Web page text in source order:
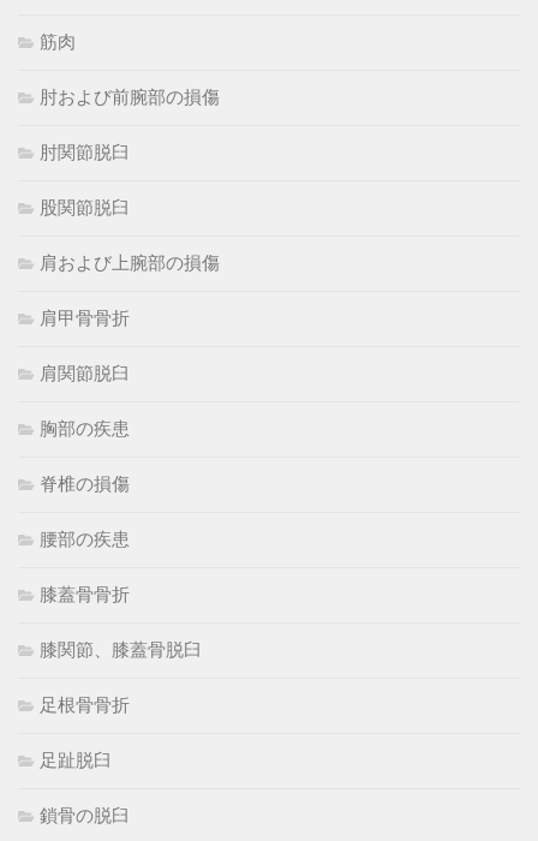
筋肉
肘および前腕部の損傷
肘関節脱臼
股関節脱臼
肩および上腕部の損傷
肩甲骨骨折
肩関節脱臼
胸部の疾患
脊椎の損傷
腰部の疾患
膝蓋骨骨折
膝関節、膝蓋骨脱臼
足根骨骨折
足趾脱臼
鎖骨の脱臼